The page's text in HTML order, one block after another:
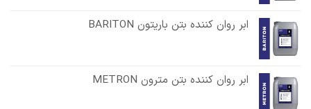
ابر روان کننده بتن باریتون BARITON
ابر روان کننده بتن مترون METRON